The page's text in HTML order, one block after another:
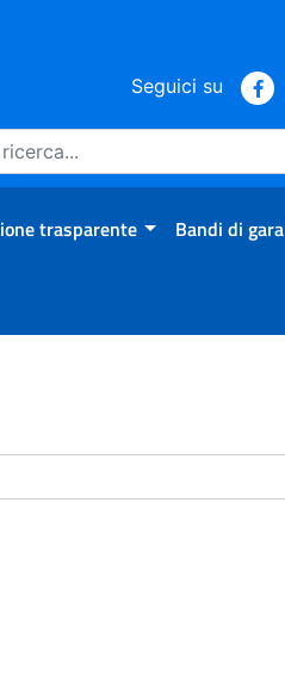
Seguici su
trasparente Bandi di gara